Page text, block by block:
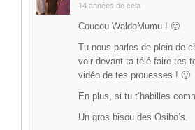
14 années de cela
Coucou WaldoMumu ! 🙂
Tu nous parles de plein de
voir devant ta télé faire tes
vidéo de tes prouesses ! 🙂
En plus, si tu t’habilles
Un gros bisou des Osibo’s.